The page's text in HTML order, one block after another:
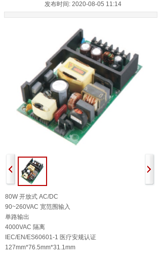
发布时间: 2020-08-05 11:14
80W 开放式 AC/DC
90~260VAC 宽范围输入
单路输出
4000VAC 隔离
IEC/EN/ES60601-1 医疗安规认证
127mm*76.5mm*31.1mm